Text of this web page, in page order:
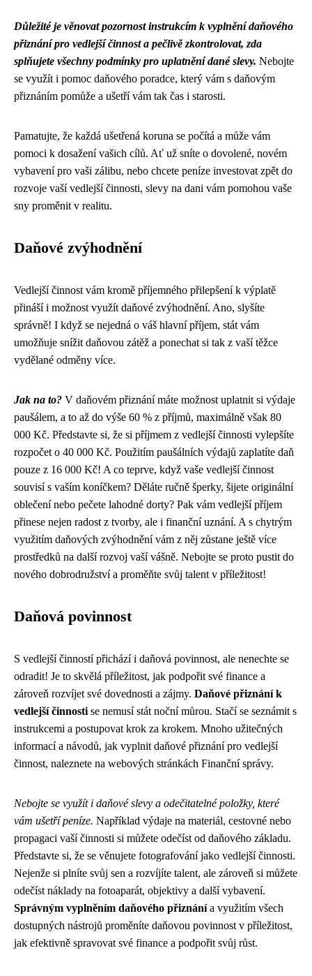
Důležité je věnovat pozornost instrukcím k vyplnění daňového
přiznání pro vedlejší činnost a pečlivě zkontrolovat, zda
splňujete všechny podmínky pro uplatnění dané slevy. Nebojte
se využít i pomoc daňového poradce, který vám s daňovým
přiznáním pomůže a ušetří vám tak čas i starosti.
Pamatujte, že každá ušetřená koruna se počítá a může vám
pomoci k dosažení vašich cílů. Ať už sníte o dovolené, novém
vybavení pro vaši zálibu, nebo chcete peníze investovat zpět do
rozvoje vaší vedlejší činnosti, slevy na dani vám pomohou vaše
sny proměnit v realitu.
Daňové zvýhodnění
Vedlejší činnost vám kromě příjemného přilepšení k výplatě
přináší i možnost využít daňové zvýhodnění. Ano, slyšíte
správně! I když se nejedná o váš hlavní příjem, stát vám
umožňuje snížit daňovou zátěž a ponechat si tak z vaší těžce
vydělané odměny více.
Jak na to? V daňovém přiznání máte možnost uplatnit si výdaje
paušálem, a to až do výše 60 % z příjmů, maximálně však 80
000 Kč. Představte si, že si příjmem z vedlejší činnosti vylepšíte
rozpočet o 40 000 Kč. Použitím paušálních výdajů zaplatíte daň
pouze z 16 000 Kč! A co teprve, když vaše vedlejší činnost
souvisí s vaším koníčkem? Děláte ručně šperky, šijete originální
oblečení nebo pečete lahodné dorty? Pak vám vedlejší příjem
přinese nejen radost z tvorby, ale i finanční uznání. A s chytrým
využitím daňových zvýhodnění vám z něj zůstane ještě více
prostředků na další rozvoj vaší vášně. Nebojte se proto pustit do
nového dobrodružství a proměňte svůj talent v příležitost!
Daňová povinnost
S vedlejší činností přichází i daňová povinnost, ale nenechte se
odradit! Je to skvělá příležitost, jak podpořit své finance a
zároveň rozvíjet své dovednosti a zájmy. Daňové přiznání k
vedlejší činnosti se nemusí stát noční můrou. Stačí se seznámit s
instrukcemi a postupovat krok za krokem. Mnoho užitečných
informací a návodů, jak vyplnit daňové přiznání pro vedlejší
činnost, naleznete na webových stránkách Finanční správy.
Nebojte se využít i daňové slevy a odečitatelné položky, které
vám ušetří peníze. Například výdaje na materiál, cestovné nebo
propagaci vaší činnosti si můžete odečíst od daňového základu.
Představte si, že se věnujete fotografování jako vedlejší činnosti.
Nejenže si plníte svůj sen a rozvíjíte talent, ale zároveň si můžete
odečíst náklady na fotoaparát, objektivy a další vybavení.
Správným vyplněním daňového přiznánía využitím všech
dostupných nástrojů proměníte daňovou povinnost v příležitost,
jak efektivně spravovat své finance a podpořit svůj růst.